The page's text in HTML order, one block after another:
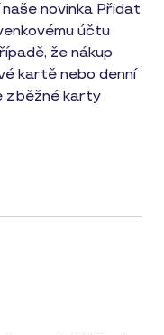
novinka Přidat
účtu
že nákup
kartě nebo denní
z běžné karty